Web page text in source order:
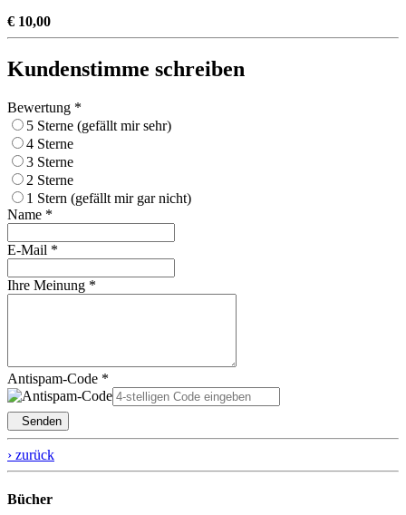
€ 10,00
Kundenstimme schreiben
Bewertung *
5 Sterne (gefällt mir sehr)
4 Sterne
3 Sterne
2 Sterne
1 Stern (gefällt mir gar nicht)
Name *
E-Mail *
Ihre Meinung *
Antispam-Code *
Senden
› zurück
Bücher